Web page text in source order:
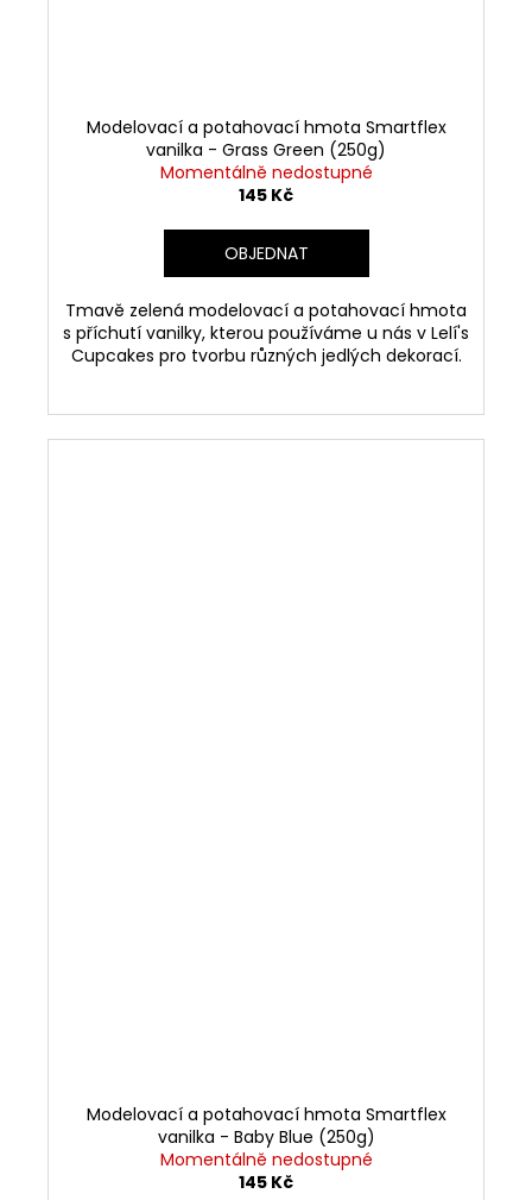
Modelovací a potahovací hmota Smartflex
vanilka - Grass Green (250g)
Momentálně nedostupné
145 Kč
OBJEDNAT
Tmavě zelená modelovací a potahovací hmota
s příchutí vanilky, kterou používáme u nás v Lelí's
Cupcakes pro tvorbu různých jedlých dekorací.
Modelovací a potahovací hmota Smartflex
vanilka - Baby Blue (250g)
Momentálně nedostupné
145 Kč